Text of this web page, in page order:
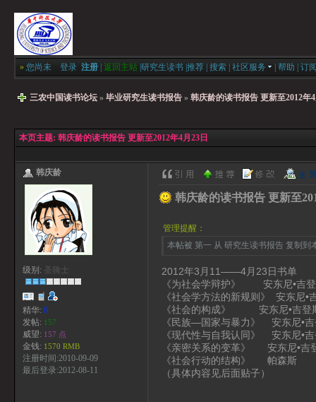
» 您尚未 登录 注册 返回主站 研究生读书 推荐 搜索 社区服务 帮助 订
三农中国读书论坛 » 毕业研究生读书报告 » 韩庆龄的读书报告 更新至2012年
本页主题: 韩庆龄的读书报告 更新至2012年4月23日
韩庆龄
级别: 圣骑士
精华: 0
发帖: 157
威望: 157 点
金钱: 1570 RMB
注册时间:2010-09-09
最后登录:2012-08-11
韩庆龄的读书报告 更新至
管理提醒：
本帖被 第一 从 研究生读书报告 复制到
2012年3月11——4月23日书单
《为社会学辩护》 安东尼•吉
《社会学方法的新规则》 安东尼•
《社会的构成》 安东尼•吉登
《民族—国家与暴力》 安东尼•吉
《现代性与自我认同》 安东尼•
《亲密关系的变革》 安东尼•吉
《社会行动的结构》 帕森斯
（具体内容见后面贴子）